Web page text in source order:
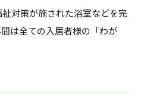
対策が施された浴室などを完
は全ての入居者様の「わが